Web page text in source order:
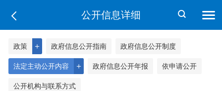
公开信息详细
＋
政策 政府信息公开指南 政府信息公开制度
＋
法定主动公开内容 政府信息公开年报 依申请公开
公开机构与联系方式